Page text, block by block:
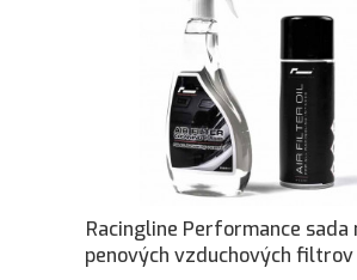
Racingline Performance sada
penových vzduchových